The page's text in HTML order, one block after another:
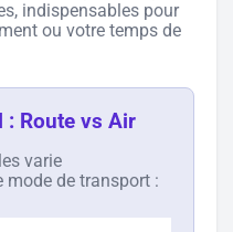
indispensables pour
ou votre temps de
: Route vs Air
varie
mode de transport :